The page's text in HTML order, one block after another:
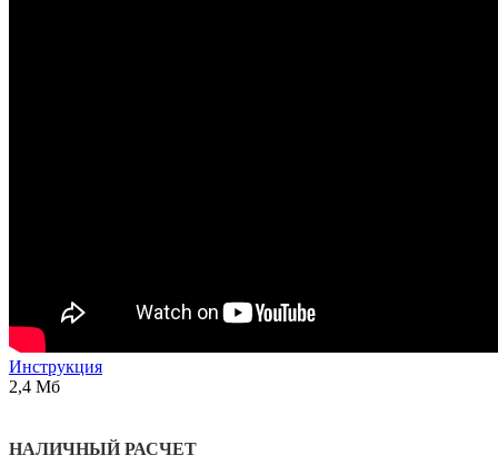
Инструкция
2,4 Мб
НАЛИЧНЫЙ РАСЧЕТ